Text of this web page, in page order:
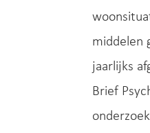
middelen
jaarlijks
Brief